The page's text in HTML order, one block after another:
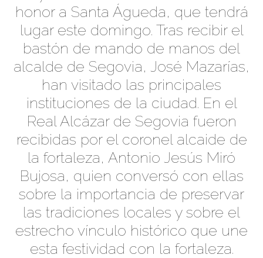
honor a Santa Águeda, que tendrá
lugar este domingo. Tras recibir el
bastón de mando de manos del
alcalde de Segovia, José Mazarías,
han visitado las principales
instituciones de la ciudad. En el
Real Alcázar de Segovia fueron
recibidas por el coronel alcaide de
la fortaleza, Antonio Jesús Miró
Bujosa, quien conversó con ellas
sobre la importancia de preservar
las tradiciones locales y sobre el
estrecho vínculo histórico que une
esta festividad con la fortaleza.